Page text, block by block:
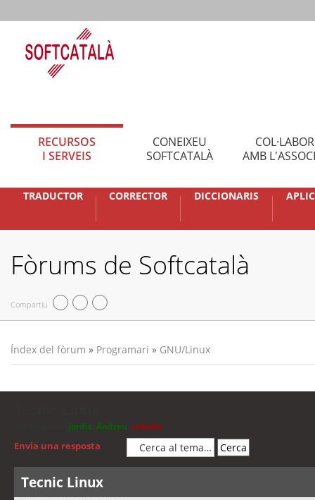
RECURSOS
I SERVEIS
CONEIXEU
SOFTCATALÀ
AMB
TRADUCTOR CORRECTOR DICCIONARIS
Fòrums de Softcatalà
Compartiu
Índex del fòrum » Programari » GNU/Linux
jordis Andreu cubells
Envia una resposta
Tecnic Linux